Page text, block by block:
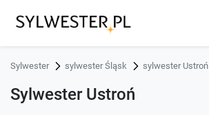
Sylwester sylwester Śląsk sylwester Ustroń
Sylwester Ustroń